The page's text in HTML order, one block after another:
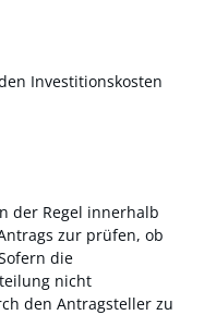
Investitionskosten
der Regel innerhalb
zur prüfen, ob
die
nicht
den Antragsteller zu